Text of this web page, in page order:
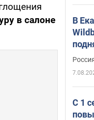
в салоне
В
С 1